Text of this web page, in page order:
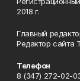
2018 г.
Главный
Редактор сайта
Телефон
8 (347) 272-02-